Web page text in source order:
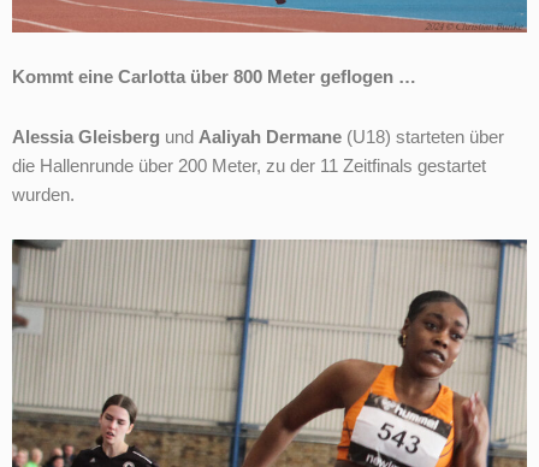
Kommt eine Carlotta über 800 Meter geflogen …
Alessia Gleisberg und Aaliyah Dermane (U18) starteten über
die Hallenrunde über 200 Meter, zu der 11 Zeitfinals gestartet
wurden.